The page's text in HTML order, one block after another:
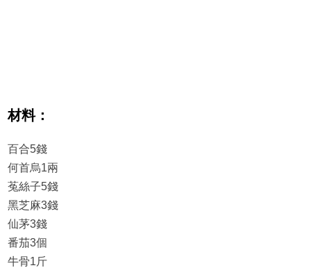
材料：
百合5錢
何首烏1兩
菟絲子5錢
黑芝麻3錢
仙茅3錢
番茄3個
牛骨1斤